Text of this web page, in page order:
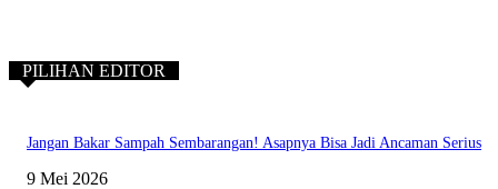
PILIHAN EDITOR
Jangan Bakar Sampah Sembarangan! Asapnya Bisa Jadi Ancaman Serius
9 Mei 2026